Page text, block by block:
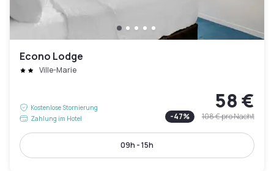
Econo Lodge
Ville-Marie
Kostenlose Stornierung
Zahlung im Hotel
58 €
-47% 108 €pro Nacht
09h - 15h